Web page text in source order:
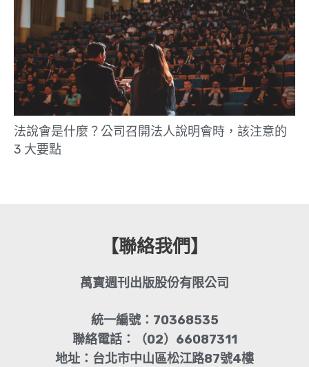
法說會是什麼？公司召開法人說明會時，該注意的
3 大要點
【聯絡我們】
萬寶週刊出版股份有限公司
統一編號：70368535
聯絡電話：（02）66087311
地址：台北市中山區松江路87號4樓